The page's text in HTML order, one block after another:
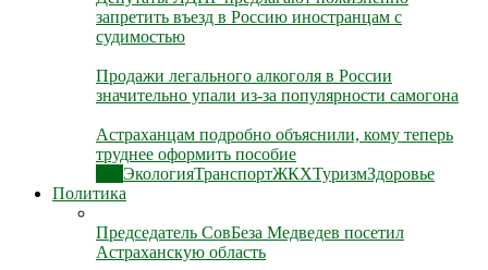
запретить въезд в Россию иностранцам с
судимостью
Продажи легального алкоголя в России
значительно упали из-за популярности самогона
Астраханцам подробно объяснили, кому теперь
труднее оформить пособие
ЭкологияТранспортЖКХТуризмЗдоровье
Политика
Председатель СовБеза Медведев посетил
Астраханскую область